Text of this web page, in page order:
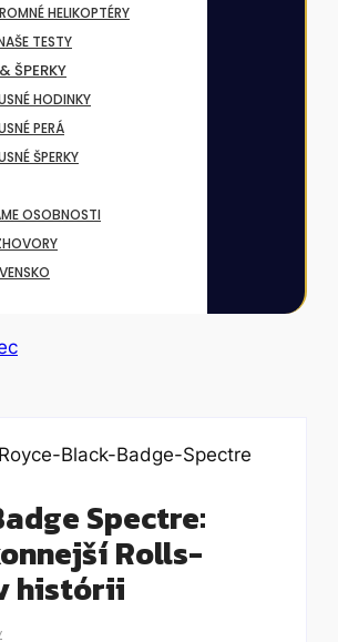
HELIKOPTÉRY
TESTY
ŠPERKY
HODINKY
PERÁ
ŠPERKY
OSOBNOSTI
Spectre:
Rolls-
histórii